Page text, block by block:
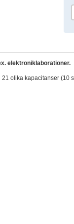
elektroniklaborationer.
olika kapacitanser (10